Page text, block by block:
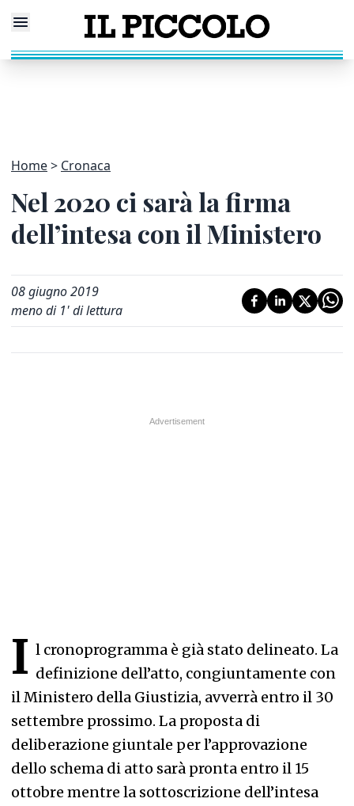
Home Cronaca
Nel 2020 ci sarà la firma
dell’intesa con il Ministero
08 giugno 2019
meno di 1' di lettura
I l cronoprogramma è già stato delineato. La
definizione dell’atto, congiuntamente con
il Ministero della Giustizia, avverrà entro il 30
settembre prossimo. La proposta di
deliberazione giuntale per l’approvazione
dello schema di atto sarà pronta entro il 15
ottobre mentre la sottoscrizione dell’intesa